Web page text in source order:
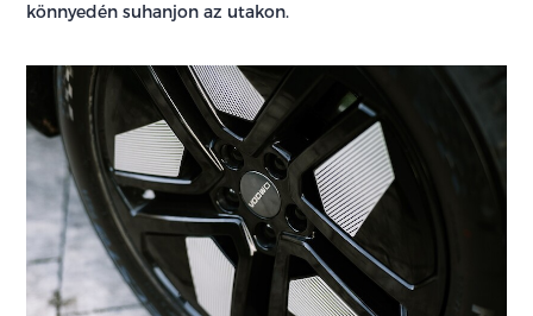
könnyedén suhanjon az utakon.